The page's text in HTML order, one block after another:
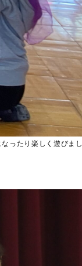
ったり楽しく遊びまし